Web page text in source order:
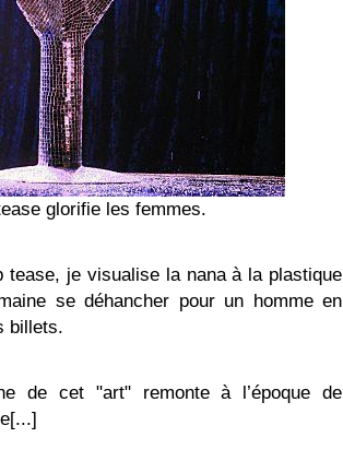
glorifie les femmes.
tease, je visualise la nana à la plastique
se déhancher pour un homme en
billets.
de cet "art" remonte à l’époque de